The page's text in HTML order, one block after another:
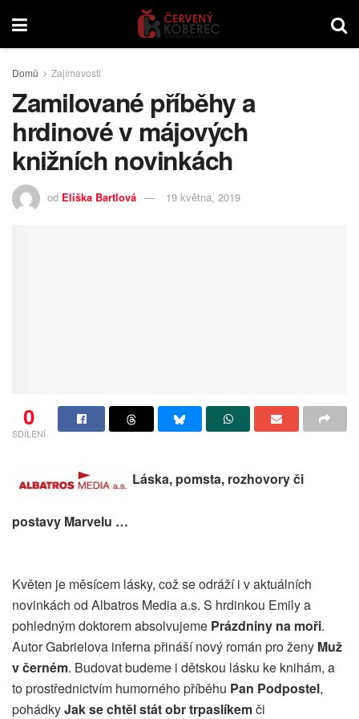
Domů Zajímavosti
Zamilované příběhy a
hrdinové v májových
knižních novinkách
od Eliška Bartlová 19 května, 2019
0
SDÍLENÍ
Láska, pomsta, rozhovory či
postavy Marvelu …
Květen je měsícem lásky, což se odráží i v aktuálních
novinkách od Albatros Media a.s. S hrdinkou Emily a
pohledným doktorem absolvujeme Prázdniny na moři.
Autor Gabrielova inferna přináší nový román pro ženy Muž
v černém. Budovat budeme i dětskou lásku ke knihám, a
to prostřednictvím humorného příběhu Pan Podpostel,
pohádkyJak se chtěl stát obr trpaslíkemči